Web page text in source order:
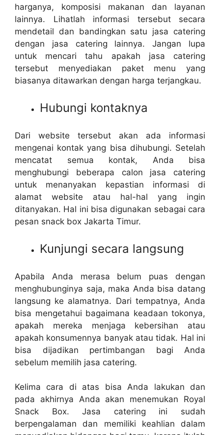
harganya, komposisi makanan dan layanan
lainnya. Lihatlah informasi tersebut secara
mendetail dan bandingkan satu jasa catering
dengan jasa catering lainnya. Jangan lupa
untuk mencari tahu apakah jasa catering
tersebut menyediakan paket menu yang
biasanya ditawarkan dengan harga terjangkau.
Hubungi kontaknya
Dari website tersebut akan ada informasi
mengenai kontak yang bisa dihubungi. Setelah
mencatat semua kontak, Anda bisa
menghubungi beberapa calon jasa catering
untuk menanyakan kepastian informasi di
alamat website atau hal-hal yang ingin
ditanyakan. Hal ini bisa digunakan sebagai cara
pesan snack box Jakarta Timur.
Kunjungi secara langsung
Apabila Anda merasa belum puas dengan
menghubunginya saja, maka Anda bisa datang
langsung ke alamatnya. Dari tempatnya, Anda
bisa mengetahui bagaimana keadaan tokonya,
apakah mereka menjaga kebersihan atau
apakah konsumennya banyak atau tidak. Hal ini
bisa dijadikan pertimbangan bagi Anda
sebelum memilih jasa catering.
Kelima cara di atas bisa Anda lakukan dan
pada akhirnya Anda akan menemukan Royal
Snack Box. Jasa catering ini sudah
berpengalaman dan memiliki keahlian dalam